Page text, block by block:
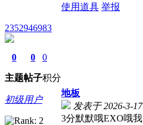
使用道具 举报
2352946983
0
主题
0
帖子
0
积分
初级用户
地板
发表于 2026-3-
3分默默哦EXO哦我